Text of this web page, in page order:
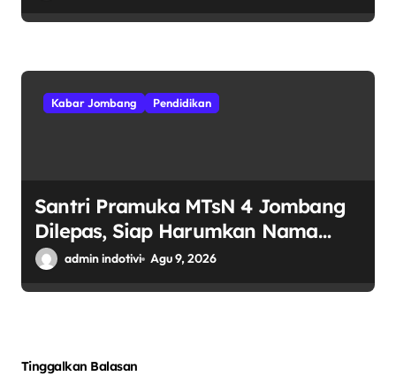
Kabar Jombang Pendidikan
Santri Pramuka MTsN 4 Jombang
Dilepas, Siap Harumkan Nama
Madrasah di Jambore Nasional
admin indotivi Agu 9, 2026
Tinggalkan Balasan